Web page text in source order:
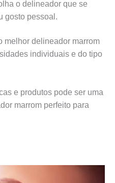
o delineador que se
gosto pessoal.
melhor delineador marrom
individuais e do tipo
e produtos pode ser uma
marrom perfeito para